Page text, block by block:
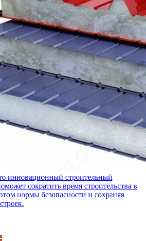
инновационный строительный
сократить время строительства в
нормы безопасности и сохраняя